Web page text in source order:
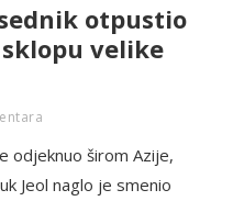
otpustio
velike
odjeknuo širom Azije,
Jeol naglo je smenio